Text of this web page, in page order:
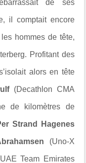
de ses
il comptait encore
hommes de tête,
Profitant des
alors en tête
(Decathlon CMA
de kilomètres de
Strand Hagenes
(Uno-X
Team Emirates